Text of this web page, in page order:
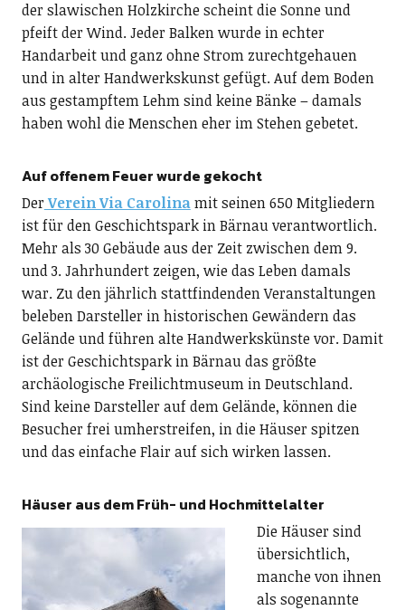
der slawischen Holzkirche scheint die Sonne und
pfeift der Wind. Jeder Balken wurde in echter
Handarbeit und ganz ohne Strom zurechtgehauen
und in alter Handwerkskunst gefügt. Auf dem Boden
aus gestampftem Lehm sind keine Bänke – damals
haben wohl die Menschen eher im Stehen gebetet.
Auf offenem Feuer wurde gekocht
DerVerein Via Carolinamit seinen 650 Mitgliedern
ist für den Geschichtspark in Bärnau verantwortlich.
Mehr als 30 Gebäude aus der Zeit zwischen dem 9.
und 3. Jahrhundert zeigen, wie das Leben damals
war. Zu den jährlich stattfindenden Veranstaltungen
beleben Darsteller in historischen Gewändern das
Gelände und führen alte Handwerkskünste vor. Damit
ist der Geschichtspark in Bärnau das größte
archäologische Freilichtmuseum in Deutschland.
Sind keine Darsteller auf dem Gelände, können die
Besucher frei umherstreifen, in die Häuser spitzen
und das einfache Flair auf sich wirken lassen.
Häuser aus dem Früh- und Hochmittelalter
Die Häuser sind
übersichtlich,
manche von ihnen
als sogenannte